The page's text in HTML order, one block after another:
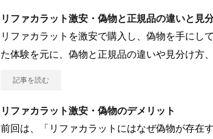
リファカラット激安・偽物と正規品の違いと見
リファカラットを激安で購入し、偽物を手にし
た体験を元に、偽物と正規品の違いや見分け方
記事を読む
リファカラット激安・偽物のデメリット
前回は、「リファカラットにはなぜ偽物が存在